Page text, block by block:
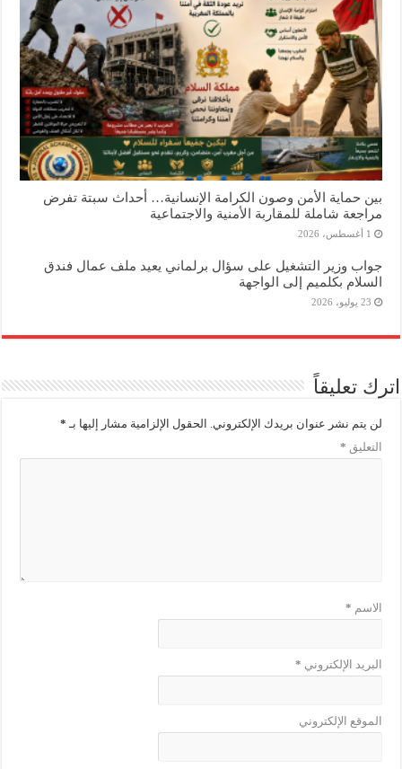
بين حماية الأمن وصون الكرامة الإنسانية… أحداث سبتة تفرض
مراجعة شاملة للمقاربة الأمنية والاجتماعية
1 أغسطس، 2026
جواب وزير التشغيل على سؤال برلماني يعيد ملف عمال فندق
السلام بكلميم إلى الواجهة
23 يوليو، 2026
اترك تعليقاً
لن يتم نشر عنوان بريدك الإلكتروني. الحقول الإلزامية مشار إليها بـ *
التعليق *
الاسم *
البريد الإلكتروني *
الموقع الإلكتروني